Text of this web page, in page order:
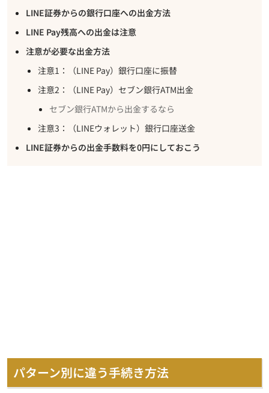
LINE証券からの銀行口座への出金方法
LINE Pay残高への出金は注意
注意が必要な出金方法
注意1：（LINE Pay）銀行口座に振替
注意2：（LINE Pay）セブン銀行ATM出金
セブン銀行ATMから出金するなら
注意3：（LINEウォレット）銀行口座送金
LINE証券からの出金手数料を0円にしておこう
パターン別に違う手続き方法